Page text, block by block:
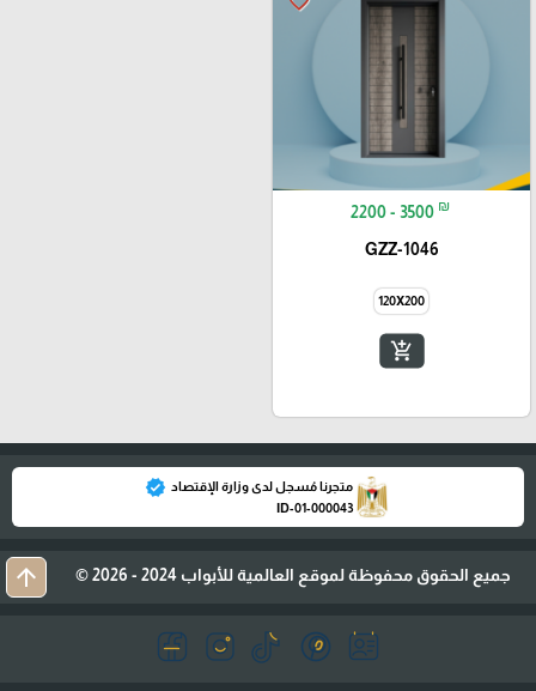
2200 - 3500 ₪
GZZ-1046
120X200
add_shopping_cart
متجرنا مُسجل لدى وزارة الإقتصاد verified
ID-01-000043
جميع الحقوق محفوظة لموقع العالمية للأبواب 2024 - 2026 © arrow_upward